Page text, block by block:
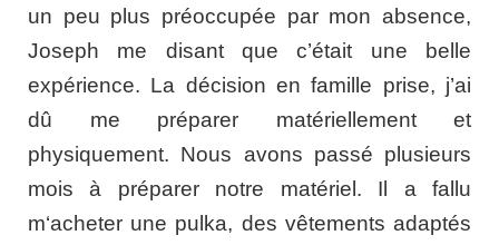
un peu plus préoccupée par mon absence,
Joseph me disant que c’était une belle
expérience. La décision en famille prise, j’ai
dû me préparer matériellement et
physiquement. Nous avons passé plusieurs
mois à préparer notre matériel. Il a fallu
m‘acheter une pulka, des vêtements adaptés